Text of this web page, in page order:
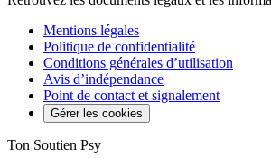
Mentions légales
Politique de confidentialité
Conditions générales d’utilisation
Avis d’indépendance
Point de contact et signalement
Gérer les cookies
Ton Soutien Psy